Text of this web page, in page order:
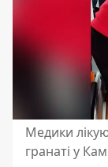
Медики
гранаті у